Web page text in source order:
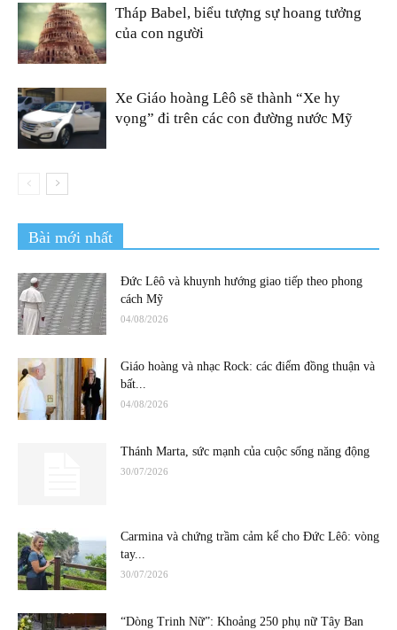
Tháp Babel, biểu tượng sự hoang tưởng
của con người
Xe Giáo hoàng Lêô sẽ thành “Xe hy
vọng” đi trên các con đường nước Mỹ
Bài mới nhất
Đức Lêô và khuynh hướng giao tiếp theo phong
cách Mỹ
04/08/2026
Giáo hoàng và nhạc Rock: các điểm đồng thuận và
bất...
04/08/2026
Thánh Marta, sức mạnh của cuộc sống năng động
30/07/2026
Carmina và chứng trầm cảm kể cho Đức Lêô: vòng
tay...
30/07/2026
“Dòng Trinh Nữ”: Khoảng 250 phụ nữ Tây Ban